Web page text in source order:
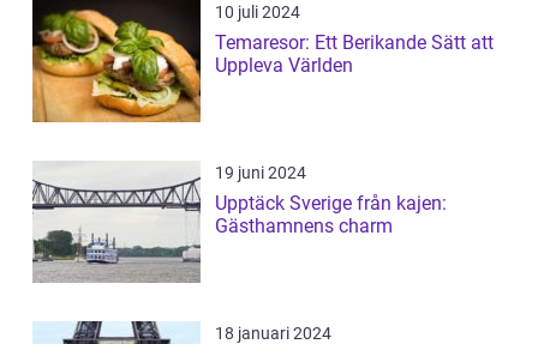
10 juli 2024
Temaresor: Ett Berikande Sätt att
Uppleva Världen
19 juni 2024
Upptäck Sverige från kajen:
Gästhamnens charm
18 januari 2024